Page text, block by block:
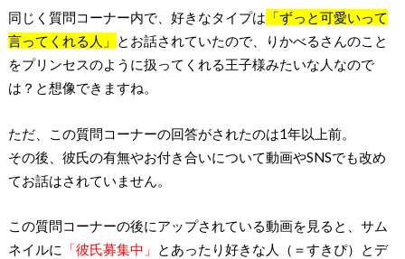
同じく質問コーナー内で、好きなタイプは 「ずっと可愛いって
言ってくれる人」
とお話されていたので、りかべるさんのこと
をプリンセスのように扱ってくれる王子様みたいな人なので
は？と想像できますね。
ただ、この質問コーナーの回答がされたのは1年以上前。
その後、彼氏の有無やお付き合いについて動画やSNSでも改め
てお話はされていません。
この質問コーナーの後にアップされている動画を見ると、サム
ネイルに
「彼氏募集中」
とあったり好きな人（＝すきぴ）とデ